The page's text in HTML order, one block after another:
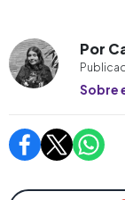
Por
Sobre